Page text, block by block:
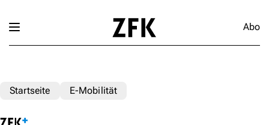
Abo
Startseite E-Mobilität